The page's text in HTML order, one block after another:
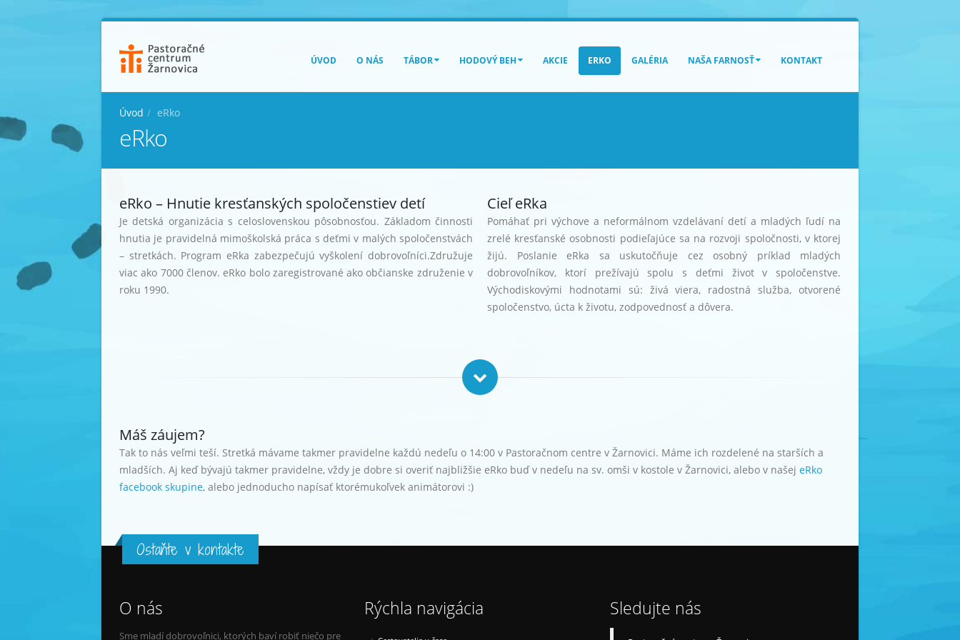
ÚVOD O NÁS TÁBOR HODOVÝ BEH AKCIE ERKO GALÉRIA NAŠA FARNOSŤ KONTAKT
Úvod eRko
eRko
eRko – Hnutie kresťanských spoločenstiev detí
Je detská organizácia s celoslovenskou pôsobnosťou. Základom činnosti
hnutia je pravidelná mimoškolská práca s deťmi v malých spoločenstvách
– stretkách. Program eRka zabezpečujú vyškolení dobrovoľníci.Združuje
viac ako 7000 členov. eRko bolo zaregistrované ako občianske združenie v
roku 1990.
Cieľ eRka
Pomáhať pri výchove a neformálnom vzdelávaní detí a mladých ľudí na
zrelé kresťanské osobnosti podieľajúce sa na rozvoji spoločnosti, v ktorej
žijú. Poslanie eRka sa uskutočňuje cez osobný príklad mladých
dobrovoľníkov, ktorí prežívajú spolu s deťmi život v spoločenstve.
Východiskovými hodnotami sú: živá viera, radostná služba, otvorené
spoločenstvo, úcta k životu, zodpovednosť a dôvera.
Máš záujem?
Tak to nás veľmi teší. Stretká mávame takmer pravidelne každú nedeľu o 14:00 v Pastoračnom centre v Žarnovici. Máme ich rozdelené na starších a
mladších. Aj keď bývajú takmer pravidelne, vždy je dobre si overiť najbližšie eRko buď v nedeľu na sv. omši v kostole v Žarnovici, alebo v našej eRko
facebook skupine, alebo jednoducho napísať ktorémukoľvek animátorovi :)
Ostaňte v kontakte
O nás
Sme mladí dobrovoľnici, ktorých baví robiť niečo pre
Rýchla navigácia Sledujte nás